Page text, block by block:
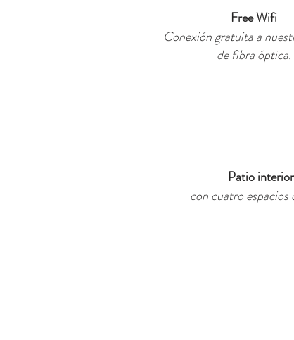
Free Wifi
Conexión gratuita a
de fibra óptica.
Patio interior
con cuatro espacios